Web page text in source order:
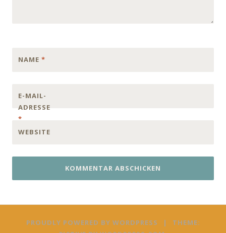
NAME *
E-MAIL-
ADRESSE
*
WEBSITE
PROUDLY POWERED BY WORDPRESS |
THEME: